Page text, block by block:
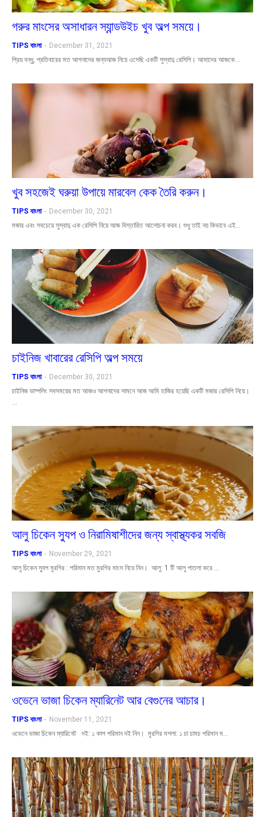
গরুর মাংসের অসাধারন স্যান্ডউইচ খুব অল্প সময়ে।
TIPS বাংলা - December 31, 2021
প্রিয় বন্ধু, প্রতিবারের মত আপনাদের জন্যআজ নিয়ে এসেছি একটি সুস্বাদু রেসিপি। আমাদের আজকে…
খুব সহজেই ঘরুয়া উপায়ে মারবেল কেক তৈরি করুন।
TIPS বাংলা - December 30, 2021
মজার এবং সবচেয়ে সুস্বাদু এক রেসিপি নিয়ে আজ বিস্তারিত আলোচনা করব। শুধু তাই নয় কিভাবে এই…
চাইনিজ খাবারের রেসিপি অল্প সময়ে
TIPS বাংলা - December 30, 2021
চাইনিজ ডাম্পলিং সবসময়ের মত আজও আপনাদের সামনে আজ আমি হাজির হয়েছি একটি মজার রেসিপি নিয়ে।
…
আলু চিকেন স্যুপ ও নিরামিষাশীদের জন্য স্বাস্থ্যকর সবজি
TIPS বাংলা - November 29, 2021
আলু চিকেন স্যুপ মুরগির : পরিমান মত মুরগির মাংস নিয়ে নিন। আলু: 1 টি আলু পাতলা করে …
ওভেনে ভাজা চিকেন ম্যারিনেট আর বেগুনের আচার।
TIPS বাংলা - November 11, 2021
ওভেনে ভাজা চিকেন ম্যারিনেট দই: ১ কাপ পরিমান দই নিন। মুরগির মশলা: ১ চা চামচ পরিমান ম…